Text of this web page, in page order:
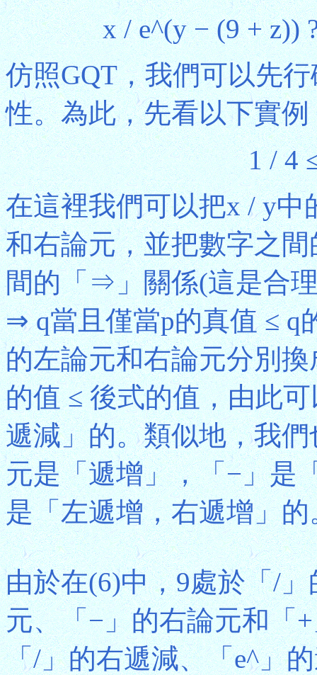
x / e^(y − (9 +
仿照GQT，我們可以先
性。為此，先看以下實例
1 / 4
在這裡我們可以把x / y
和右論元，並把數字之
間的「⇒」關係(這是合
⇒ q當且僅當p的真值 ≤ q
的左論元和右論元分別
的值 ≤ 後式的值，由此
遞減」的。類似地，我
元是「遞增」，「−」是
是「左遞增，右遞增」的
由於在(6)中，9處於「/
元、「−」的右論元和「
「/」的右遞減、「e^」